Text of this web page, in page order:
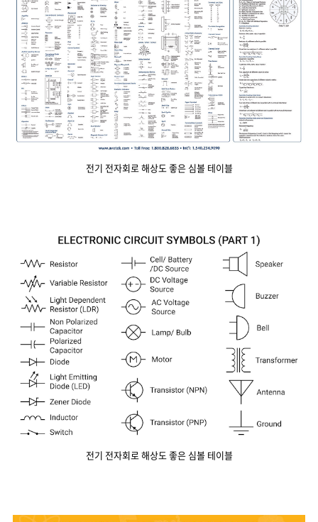
전기 전자회로 해상도 좋은 심볼 테이블
전기 전자회로 해상도 좋은 심볼 테이블